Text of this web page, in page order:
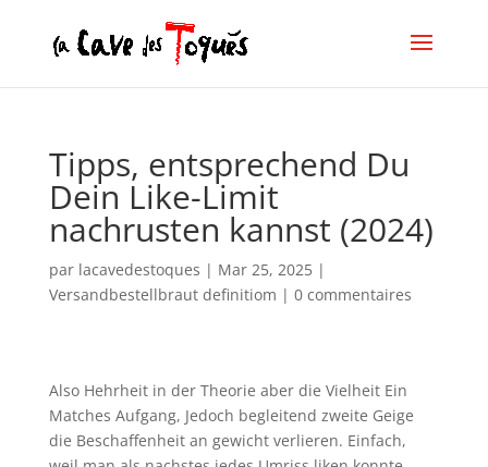
Tipps, entsprechend Du
Dein Like-Limit
nachrusten kannst (2024)
par lacavedestoques | Mar 25, 2025|
Versandbestellbraut definitiom | 0 commentaires
Also Hehrheit in der Theorie aber die Vielheit Ein
Matches Aufgang, Jedoch begleitend zweite Geige
die Beschaffenheit an gewicht verlieren. Einfach,